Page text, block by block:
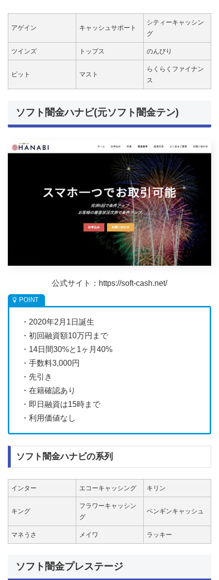
アゲイン キャッシュサポート
シティーキャッシン
グ
ツインズ トップス のんびり
ピット マスト
らくらくファイナン
ス
ソフト闇金ハナビ(元ソフト闇金テン)
公式サイト：https://soft-cash.net/
・2020年2月1日誕生
・初回融資額10万円まで
・14日間30%と1ヶ月40%
・手数料3,000円
・先引き
・在籍確認あり
・即日融資は15時まで
・利用価値なし
ソフト闇金ハナビの系列
インター エコーキャッシング キリン
キング
フラワーキャッシン
グ
ペンギンキャッシュ
マネうさ メイワ ラッキー
ソフト闇金プレステージ